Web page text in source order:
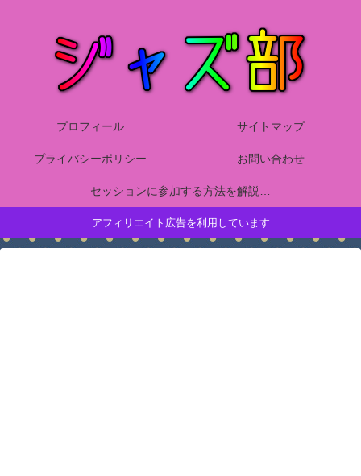
プロフィール サイトマップ
プライバシーポリシー お問い合わせ
セッションに参加する方法を解説！ジャズピアノ初心者が楽しむために知っておくマナーや技量、練習方法について詳しくまとめました
アフィリエイト広告を利用しています